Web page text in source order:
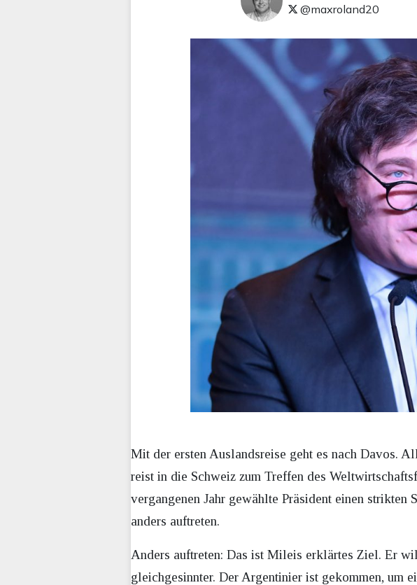
@maxroland20
Mit der ersten Auslandsreise geht es nach Davos.
reist in die Schweiz zum Treffen des
vergangenen Jahr gewählte Präsident einen strikten
anders auftreten.
Anders auftreten: Das ist Mileis erklärtes Ziel. Er
gleichgesinnter. Der Argentinier ist gekommen, um